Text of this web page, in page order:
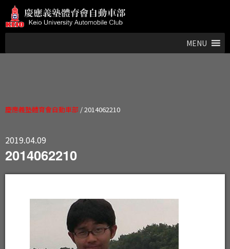
MENU
慶應義塾體育會自動車部 /2014062210
2019.04.09
2014062210